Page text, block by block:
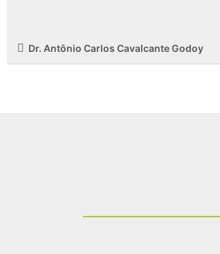
Dr. Antônio Carlos Cavalcante Godoy